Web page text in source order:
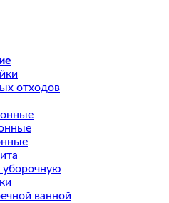
отходов
ванной